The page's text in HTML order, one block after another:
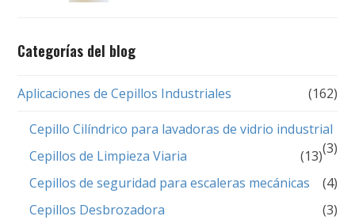
Categorías del blog
Aplicaciones de Cepillos Industriales (162)
Cepillo Cilíndrico para lavadoras de vidrio industrial
(3)
Cepillos de Limpieza Viaria
(13)
Cepillos de seguridad para escaleras mecánicas
(4)
Cepillos Desbrozadora
(3)